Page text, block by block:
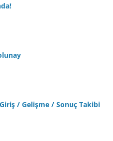
/ Gelişme / Sonuç Takibi